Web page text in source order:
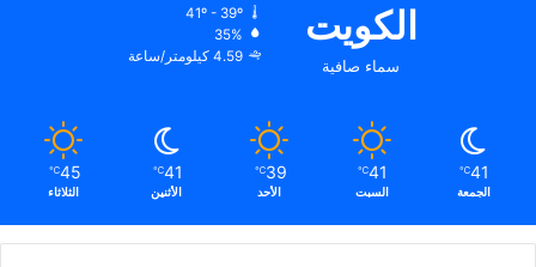
الكويت
سماء صافية
41º - 39º
35%
4.59 كيلومتر/ساعة
41
℃
الجمعة
41
℃
السبت
39
℃
الأحد
41
℃
الأثنين
45
℃
الثلاثاء